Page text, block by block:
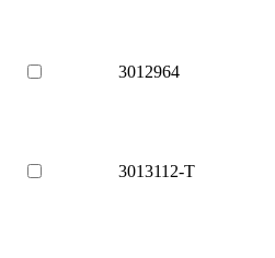
3012964
3013112-T